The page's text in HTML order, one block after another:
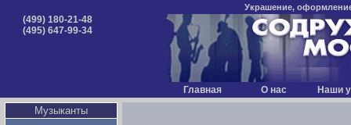
Украшение,
(499) 180-21-48
(495) 647-99-34
Главная О нас Наши
Музыканты